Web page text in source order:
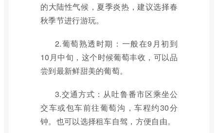
的大陆性气候，夏季炎热，建议选择春
秋季节进行游玩。
2.葡萄熟透时期：一般在9月初到
10月中旬，这个时候葡萄丰收，可以品
尝到最新鲜甜美的葡萄。
3.交通方式：从吐鲁番市区乘坐公
交车或包车前往葡萄沟，车程约30分
钟。也可以选择租车自驾，方便自由。